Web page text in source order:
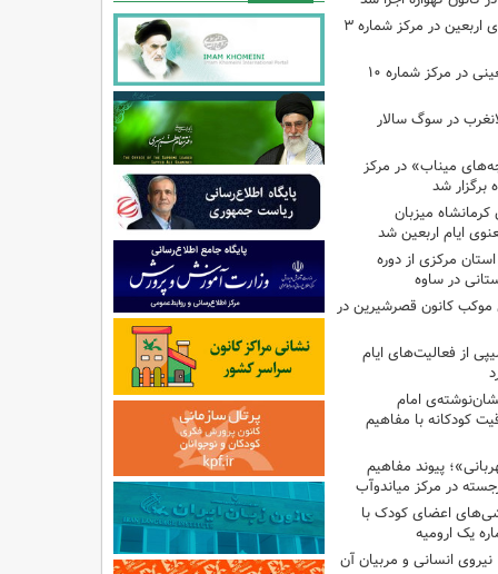
اجرای برنامه‌هایی برای اربعین در مرکز شماره ۳
اجرای برنامه‌های اربعینی در مرکز شماره ۱۰
در سوگ سالار
میناب» در مرکز
۱۳ کانون کرمانشاه میزبان
ایام اربعین شد
مرکزی از دوره
در ساوه
موکب کانون قصرشیرین در
از فعالیت‌های ایام
امام
کودکانه با مفاهیم
پیوند مفاهیم
در مرکز میاندوآب
اعضای کودک با
یک ارومیه
انسانی و مربیان آن